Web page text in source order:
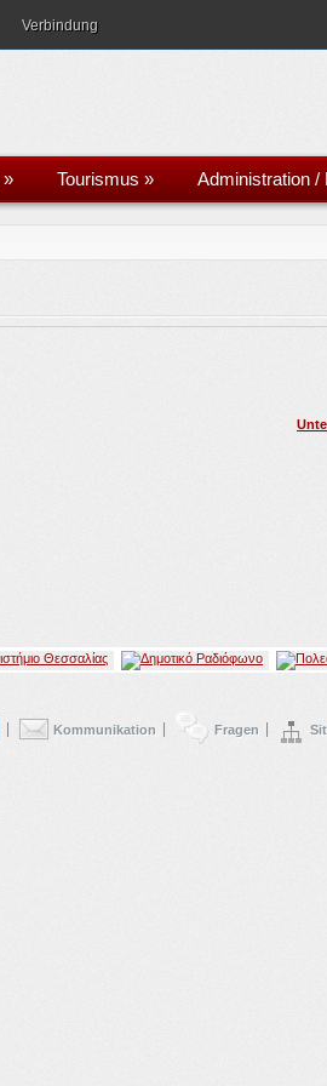
Verbindung
» Tourismus » Administration /
Kommunikation Fragen